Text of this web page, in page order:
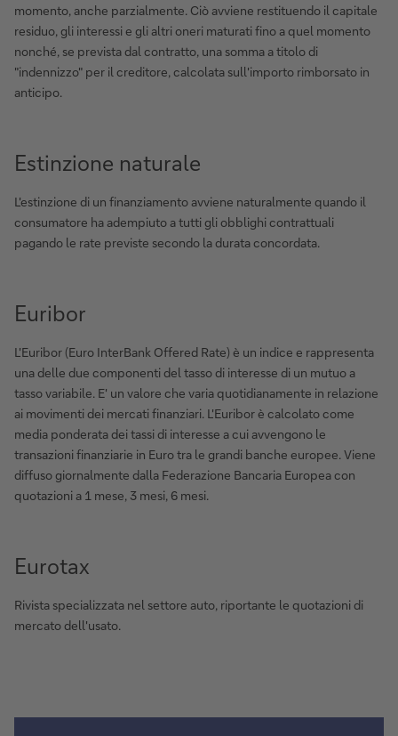
momento, anche parzialmente. Ciò avviene restituendo il capitale
residuo, gli interessi e gli altri oneri maturati fino a quel momento
nonché, se prevista dal contratto, una somma a titolo di
"indennizzo" per il creditore, calcolata sull'importo rimborsato in
anticipo.
Estinzione naturale
L'estinzione di un finanziamento avviene naturalmente quando il
consumatore ha adempiuto a tutti gli obblighi contrattuali
pagando le rate previste secondo la durata concordata.
Euribor
L'Euribor (Euro InterBank Offered Rate) è un indice e rappresenta
una delle due componenti del tasso di interesse di un mutuo a
tasso variabile. E' un valore che varia quotidianamente in relazione
ai movimenti dei mercati finanziari. L'Euribor è calcolato come
media ponderata dei tassi di interesse a cui avvengono le
transazioni finanziarie in Euro tra le grandi banche europee. Viene
diffuso giornalmente dalla Federazione Bancaria Europea con
quotazioni a 1 mese, 3 mesi, 6 mesi.
Eurotax
Rivista specializzata nel settore auto, riportante le quotazioni di
mercato dell'usato.